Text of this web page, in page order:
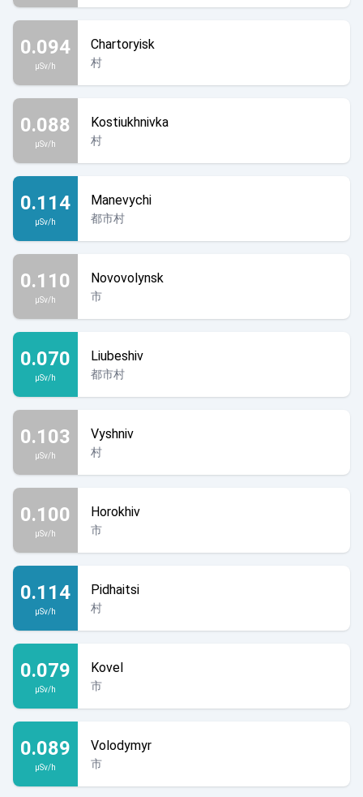
0.094
µSv/h
Chartoryisk
村
0.088
µSv/h
Kostiukhnivka
村
0.114
µSv/h
Manevychi
都市村
0.110
µSv/h
Novovolynsk
市
0.070
µSv/h
Liubeshiv
都市村
0.103
µSv/h
Vyshniv
村
0.100
µSv/h
Horokhiv
市
0.114
µSv/h
Pidhaitsi
村
0.079
µSv/h
Kovel
市
0.089
µSv/h
Volodymyr
市